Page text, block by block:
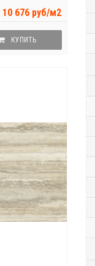
676 руб/м2
КУПИТЬ